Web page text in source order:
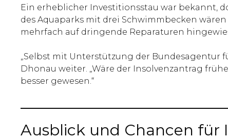
Ein erheblicher Investitionsstau war bekannt,
des Aquaparks mit drei Schwimmbecken
mehrfach auf dringende Reparaturen
„Selbst mit Unterstützung der Bundesagentur
Dhonau weiter. „Wäre der Insolvenzantrag
besser gewesen.“
Ausblick und Chancen für